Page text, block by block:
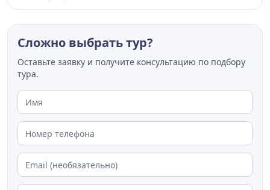
Сложно выбрать тур?
Оставьте заявку и получите консультацию по подбору
тура.